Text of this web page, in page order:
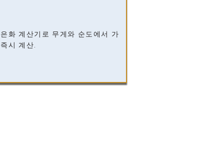
화 계산기로 무게와 순도에서 가
시 계산.